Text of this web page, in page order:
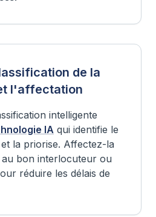
de la
l'affectation
intelligente
IA qui identifie le
la priorise. Affectez-la
bon interlocuteur ou
réduire les délais de